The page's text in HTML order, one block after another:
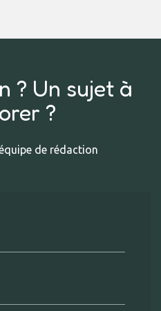
? Un sujet à
?
de rédaction